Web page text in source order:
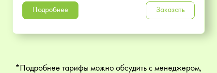
Подробнее Заказать
*Подробнее тарифы можно обсудить с менеджером,